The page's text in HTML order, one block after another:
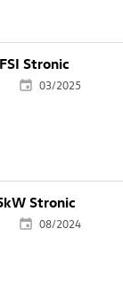
Stronic
03/2025
Stronic
08/2024